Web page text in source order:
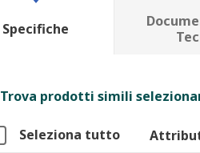
Specifiche
Trova prodotti simili
Seleziona tutto